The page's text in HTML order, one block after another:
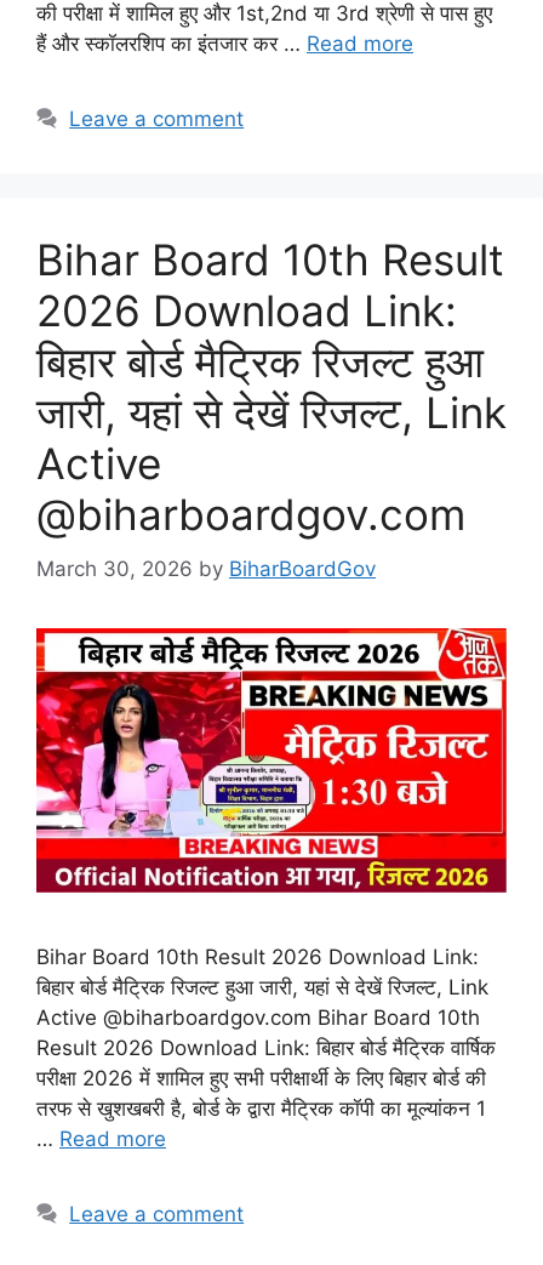
की परीक्षा में शामिल हुए और 1st,2nd या 3rd श्रेणी से पास हुए
हैं और स्कॉलरशिप का इंतजार कर … Read more
Leave a comment
Bihar Board 10th Result
2026 Download Link:
बिहार बोर्ड मैट्रिक रिजल्ट हुआ
जारी, यहां से देखें रिजल्ट, Link
Active
@biharboardgov.com
March 30, 2026 by BiharBoardGov
Bihar Board 10th Result 2026 Download Link:
बिहार बोर्ड मैट्रिक रिजल्ट हुआ जारी, यहां से देखें रिजल्ट, Link
Active @biharboardgov.com Bihar Board 10th
Result 2026 Download Link: बिहार बोर्ड मैट्रिक वार्षिक
परीक्षा 2026 में शामिल हुए सभी परीक्षार्थी के लिए बिहार बोर्ड की
तरफ से खुशखबरी है, बोर्ड के द्वारा मैट्रिक कॉपी का मूल्यांकन 1
… Read more
Leave a comment